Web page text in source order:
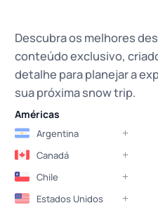
Descubra os melhores
conteúdo exclusivo,
detalhe para planejar a
sua próxima snow trip.
Américas
Argentina
Canadá
Chile
Estados Unidos